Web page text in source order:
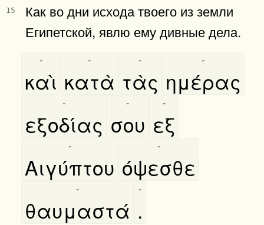
15
Как во дни исхода твоего из земли
Египетской, явлю ему дивные дела.
καὶ
-
κατὰ
-
τὰς
-
ημέρας
-
εξοδίας
-
σου
-
εξ
-
Αιγύπτου
-
όψεσθε
-
θαυμαστά
-
.
-